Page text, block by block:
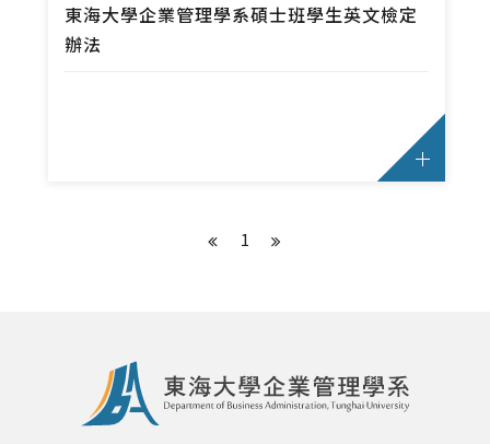
雙主修.輔系.學分學程
大二分組、轉組
必修科目表
英文檢定辦法
東海大學企業管理學系碩士班學生英文檢定
辦法
1